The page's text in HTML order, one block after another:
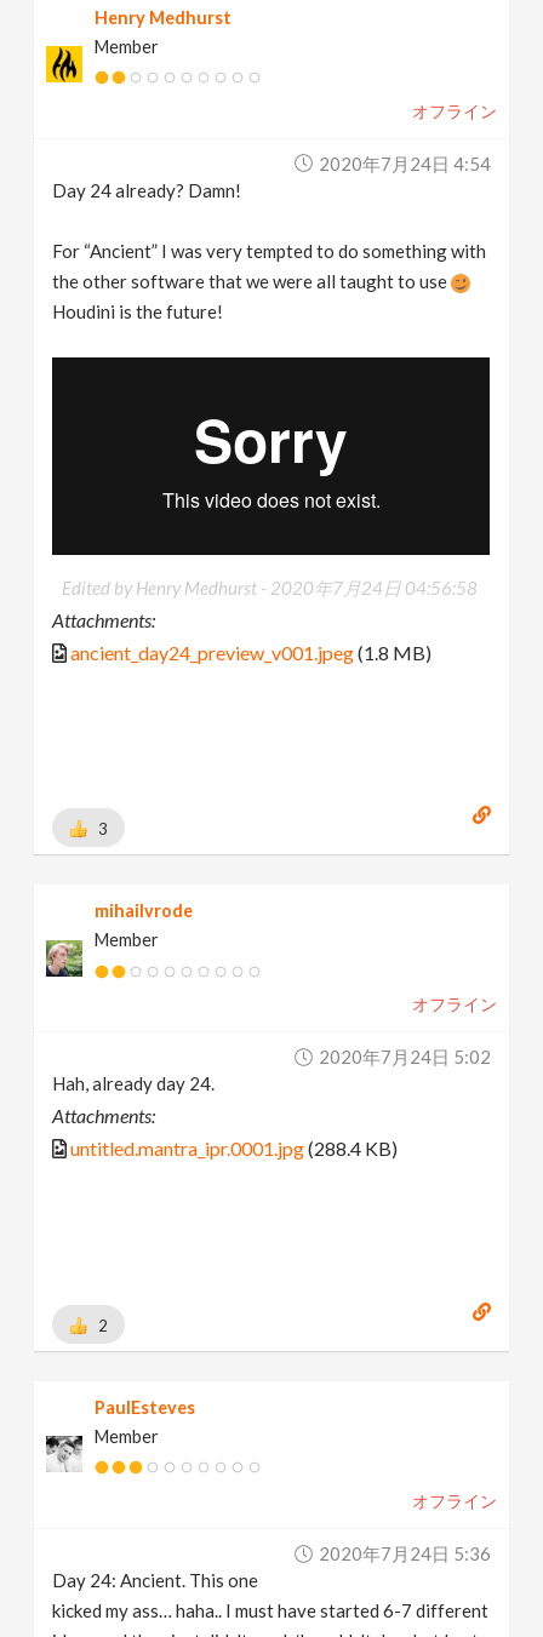
Henry Medhurst
Member
オフライン
2020年7月24日 4:54
Day 24 already? Damn!
For “Ancient” I was very tempted to do something with
the other software that we were all taught to use
Houdini is the future!
Edited by Henry Medhurst - 2020年7月24日 04:56:58
Attachments:
ancient_day24_preview_v001.jpeg(1.8 MB)
3
mihailvrode
Member
オフライン
2020年7月24日 5:02
Hah, already day 24.
Attachments:
untitled.mantra_ipr.0001.jpg(288.4 KB)
2
PaulEsteves
Member
オフライン
2020年7月24日 5:36
Day 24: Ancient. This one
kicked my ass… haha.. I must have started 6-7 different